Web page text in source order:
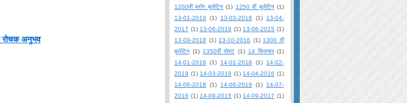
रोचक अनुभव
1200वीं ब्लॉग बुलेटिन (1) 1250 वीं बुलेटिन (1)
13-01-2019
(1) 13-03-2018 (1) 13-04-
2017 (1) 13-06-2019 (1) 13-08-2015 (1)
13-09-2018 (1) 13-10-2016 (1) 1300 वीं
बुलेटिन् (1) 1350वीं पोस्ट (1) 14 सितम्बर (1)
14-01-2016
(1) 14-01-2018 (1) 14-02-
2019 (1) 14-03-2019 (1) 14-04-2016 (1)
14-06-2018
(1) 14-06-2019 (1) 14-07-
2016 (1) 14-09-2015 (1) 14-09-2017 (1)